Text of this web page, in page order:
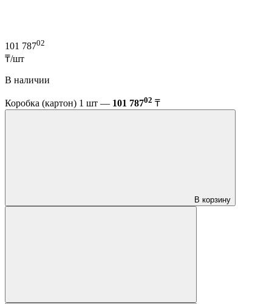
101 78702
₸/шт
В наличии
Коробка (картон) 1 шт — 101 78702 ₸
В корзину